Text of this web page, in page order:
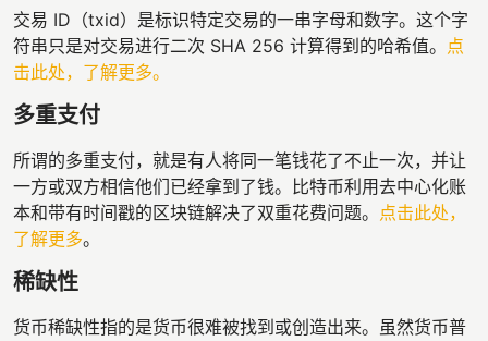
交易 ID（txid）是标识特定交易的一串字母和数字。这个字
符串只是对交易进行二次 SHA 256 计算得到的哈希值。 点
击此处，了解更多。
多重支付
所谓的多重支付，就是有人将同一笔钱花了不止一次，并让
一方或双方相信他们已经拿到了钱。比特币利用去中心化账
本和带有时间戳的区块链解决了双重花费问题。 点击此处，
了解更多。
稀缺性
货币稀缺性指的是货币很难被找到或创造出来。虽然货币普